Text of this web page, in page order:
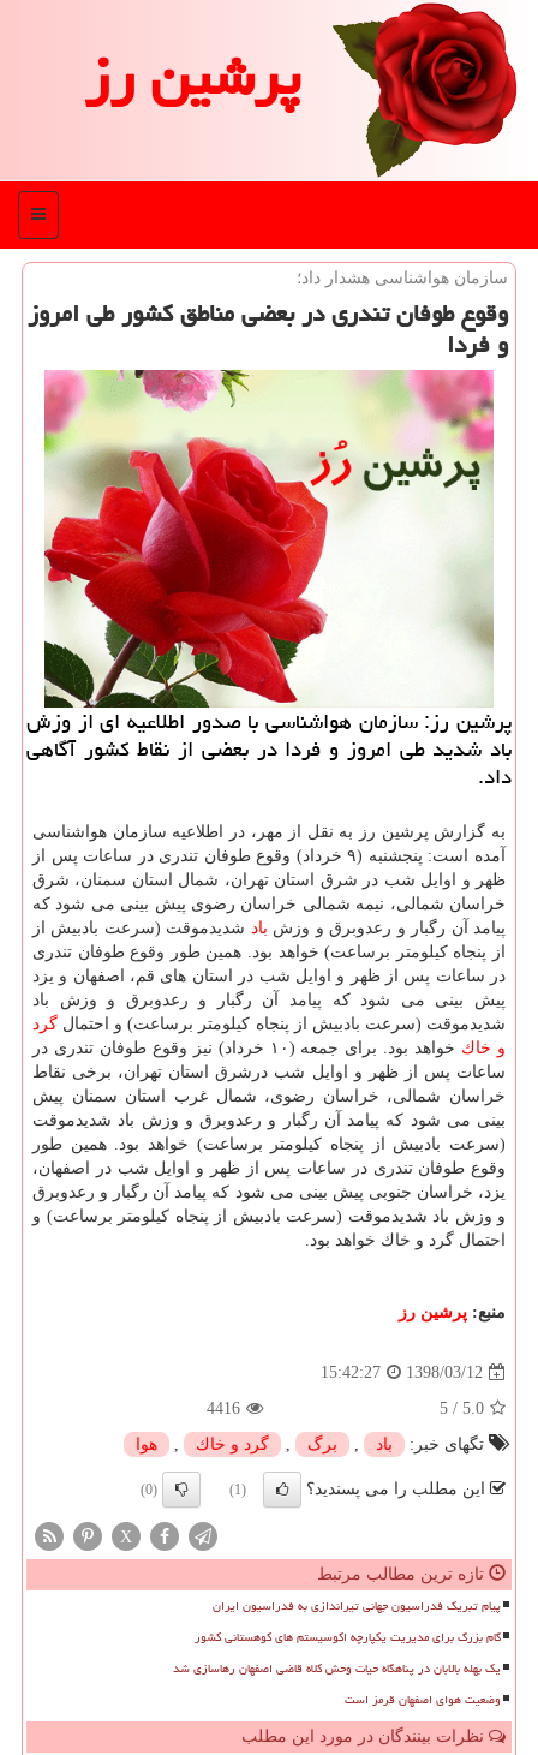
پرشین رز
منو
سازمان هواشناسی هشدار داد؛
وقوع طوفان تندری در بعضی مناطق كشور طی امروز
و فردا
پرشین رز: سازمان هواشناسی با صدور اطلاعیه ای از وزش
باد شدید طی امروز و فردا در بعضی از نقاط كشور آگاهی
داد.
به گزارش پرشین رز به نقل از مهر، در اطلاعیه سازمان هواشناسی
آمده است: پنجشنبه (۹ خرداد) وقوع طوفان تندری در ساعات پس از
ظهر و اوایل شب در شرق استان تهران، شمال استان سمنان، شرق
خراسان شمالی، نیمه شمالی خراسان رضوی پیش بینی می شود كه
پیامد آن رگبار و رعدوبرق و وزش باد شدیدموقت (سرعت بادبیش از
از پنجاه كیلومتر برساعت) خواهد بود. همین طور وقوع طوفان تندری
در ساعات پس از ظهر و اوایل شب در استان های قم، اصفهان و یزد
پیش بینی می شود كه پیامد آن رگبار و رعدوبرق و وزش باد
شدیدموقت (سرعت بادبیش از پنجاه كیلومتر برساعت) و احتمال گرد
و خاك
خواهد بود. برای جمعه (۱۰ خرداد) نیز وقوع طوفان تندری در
ساعات پس از ظهر و اوایل شب درشرق استان تهران، برخی نقاط
خراسان شمالی، خراسان رضوی، شمال غرب استان سمنان پیش
بینی می شود كه پیامد آن رگبار و رعدوبرق و وزش باد شدیدموقت
(سرعت بادبیش از پنجاه كیلومتر برساعت) خواهد بود. همین طور
وقوع طوفان تندری در ساعات پس از ظهر و اوایل شب در اصفهان،
یزد، خراسان جنوبی پیش بینی می شود كه پیامد آن رگبار و رعدوبرق
و وزش باد شدیدموقت (سرعت بادبیش از پنجاه كیلومتر برساعت) و
احتمال گرد و خاك خواهد بود.
منبع: پرشین رز
1398/03/12
15:42:27
5.0
/
5
4416
تگهای خبر:
باد , برگ , گرد و خاك , هوا
این مطلب را می پسندید؟ (1)
(0)
X
تازه ترین مطالب مرتبط
پیام تبریک فدراسیون جهانی تیراندازی به فدراسیون ایران
گام بزرگ برای مدیریت یکپارچه اکوسیستم های کوهستانی کشور
یک بهله بالابان در پناهگاه حیات وحش کلاه قاضی اصفهان رهاسازی شد
وضعیت هوای اصفهان قرمز است
نظرات بینندگان در مورد این مطلب